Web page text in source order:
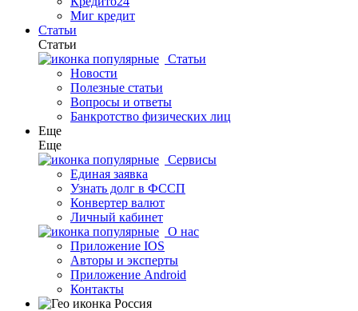
Миг кредит
Статьи
Статьи
Статьи
Новости
Полезные статьи
Вопросы и ответы
Банкротство физических лиц
Еще
Еще
Сервисы
Единая заявка
Узнать долг в ФССП
Конвертер валют
Личный кабинет
О нас
Приложение IOS
Авторы и эксперты
Приложение Android
Контакты
Россия